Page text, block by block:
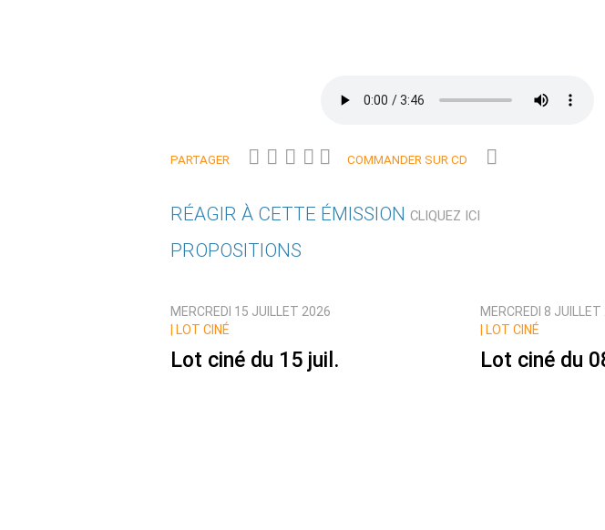
PARTAGER COMMANDER SUR CD
RÉAGIR À CETTE ÉMISSION CLIQUEZ ICI
Nom
PROPOSITIONS
MERCREDI 15 JUILLET 2026
LOT CINÉ
Lot ciné du 15 juil.
MERCREDI 8
LOT CINÉ
Lot ciné du